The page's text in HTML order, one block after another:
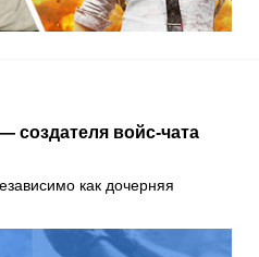
создателя войс-чата
как дочерняя